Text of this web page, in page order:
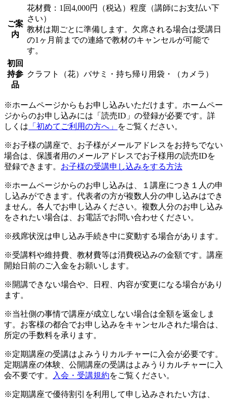
ご案
内
花材費：1回4,000円（税込）程度（講師にお支払い下
さい）
教材は期ごとに準備します。欠席される場合は受講日
の1ヶ月前までの連絡で教材のキャンセルが可能で
す。
初回
持参
品
クラフト（花）バサミ・持ち帰り用袋・（カメラ）
※ホームページからもお申し込みいただけます。ホームペー
ジからのお申し込みには「読売ID」の登録が必要です。詳
しくは 「初めてご利用の方へ」 をご覧ください。
※お子様の講座で、お子様がメールアドレスをお持ちでない
場合は、保護者用のメールアドレスでお子様用の読売IDを
登録できます。 お子様の受講申し込みをする方法
※ホームページからのお申し込みは、１講座につき１人の申
し込みができます。代表者の方が複数人分の申し込みはでき
ません。各人でお申し込みください。複数人分のお申し込み
をされたい場合は、お電話でお問い合わせください。
※残席状況は申し込み手続き中に変動する場合があります。
※受講料や維持費、教材費等は消費税込みの金額です。講座
開始日前のご入金をお願いします。
※開講できない場合や、日程、内容が変更になる場合があり
ます。
※当社側の事情で講座が成立しない場合は全額を返金しま
す。お客様の都合でお申し込みをキャンセルされた場合は、
所定の手数料を承ります。
※定期講座の受講はよみうりカルチャーに入会が必要です。
定期講座の体験、公開講座の受講はよみうりカルチャーに入
会不要です。
入会・受講規約をご覧ください。
※定期講座で優待割引を利用して申し込みされたい方は、